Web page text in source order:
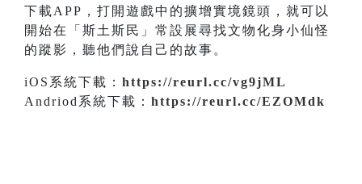
下載APP，打開遊戲中的擴增實境鏡頭，就可以
開始在「斯土斯民」常設展尋找文物化身小仙怪
的蹤影，聽他們說自己的故事。
iOS系統下載： https://reurl.cc/vg9jML
Andriod系統下載： https://reurl.cc/EZOMdk